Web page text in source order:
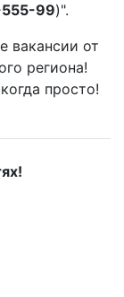
99)".
вакансии от
региона!
просто!